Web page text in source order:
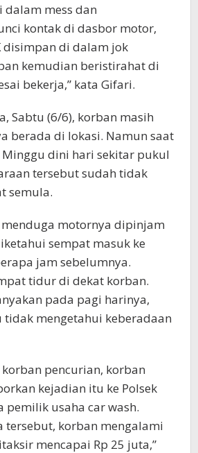
dalam mess dan
kontak di dasbor motor,
disimpan di dalam jok
kemudian beristirahat di
bekerja,” kata Gifari.
Sabtu (6/6), korban masih
berada di lokasi. Namun saat
dini hari sekitar pukul
tersebut sudah tidak
semula.
motornya dipinjam
sempat masuk ke
jam sebelumnya.
tidur di dekat korban.
pada pagi harinya,
tidak mengetahui keberadaan
pencurian, korban
kejadian itu ke Polsek
pemilik usaha car wash.
tersebut, korban mengalami
mencapai Rp 25 juta,”